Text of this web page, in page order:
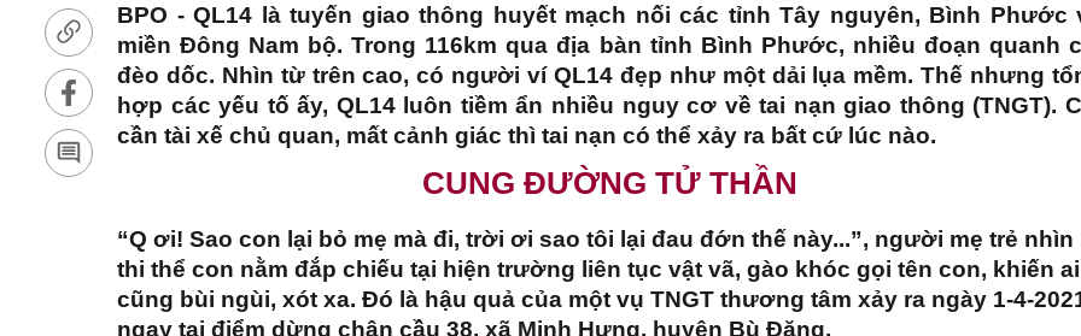
BPO - QL14 là tuyến giao thông huyết mạch nối các tỉnh Tây nguyên, Bình Phước
miền Đông Nam bộ. Trong 116km qua địa bàn tỉnh Bình Phước, nhiều đoạn quanh
đèo dốc. Nhìn từ trên cao, có người ví QL14 đẹp như một dải lụa mềm. Thế nhưng
hợp các yếu tố ấy, QL14 luôn tiềm ẩn nhiều nguy cơ về tai nạn giao thông (TNGT).
cần tài xế chủ quan, mất cảnh giác thì tai nạn có thể xảy ra bất cứ lúc nào.
CUNG ĐƯỜNG TỬ THẦN
“Q ơi! Sao con lại bỏ mẹ mà đi, trời ơi sao tôi lại đau đớn thế này...”, người mẹ trẻ nhìn
thi thể con nằm đắp chiếu tại hiện trường liên tục vật vã, gào khóc gọi tên con, khiến ai
cũng bùi ngùi, xót xa. Đó là hậu quả của một vụ TNGT thương tâm xảy ra ngày 1-4-
ngay tại điểm dừng chân cầu 38, xã Minh Hưng, huyện Bù Đăng.